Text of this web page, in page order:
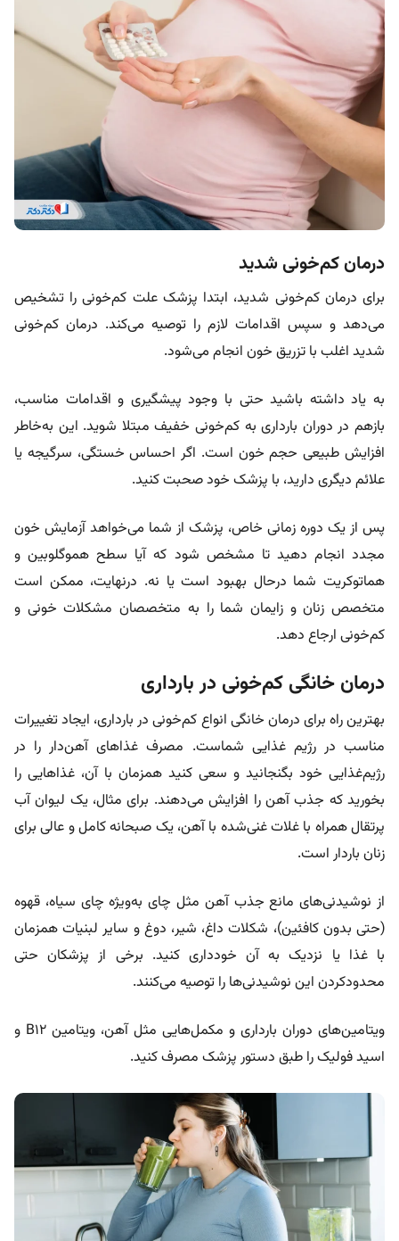
درمان کم‌خونی شدید
برای درمان کم‌خونی شدید، ابتدا پزشک علت کم‌خونی را تشخیص
می‌دهد و سپس اقدامات لازم را توصیه می‌کند. درمان کم‌خونی
شدید اغلب با تزریق خون انجام می‌شود.
به یاد داشته باشید حتی با وجود پیشگیری و اقدامات مناسب،
بازهم در دوران بارداری به کم‌خونی خفیف مبتلا شوید. این به‌خاطر
افزایش طبیعی حجم خون است. اگر احساس خستگی، سرگیجه یا
علائم دیگری دارید، با پزشک خود صحبت کنید.
پس از یک دوره زمانی خاص، پزشک از شما می‌خواهد آزمایش خون
مجدد انجام دهید تا مشخص شود که آیا سطح هموگلوبین و
هماتوکریت شما درحال بهبود است یا نه. درنهایت، ممکن است
متخصص زنان و زایمان شما را به متخصصان مشکلات خونی و
کم‌خونی ارجاع دهد.
درمان خانگی کم‌خونی در بارداری
بهترین راه برای درمان خانگی انواع کم‌خونی در بارداری، ایجاد تغییرات
مناسب در رژیم غذایی شماست. مصرف غذاهای آهن‌دار را در
رژیم‌غذایی خود بگنجانید و سعی کنید همزمان با آن، غذاهایی را
بخورید که جذب آهن را افزایش می‌دهند. برای مثال، یک لیوان آب
پرتقال همراه با غلات غنی‌شده با آهن، یک صبحانه کامل و عالی برای
زنان باردار است.
از نوشیدنی‌های مانع جذب آهن مثل چای به‌ویژه چای سیاه، قهوه
(حتی بدون کافئین)، شکلات داغ، شیر، دوغ و سایر لبنیات همزمان
با غذا یا نزدیک به آن خودداری کنید. برخی از پزشکان حتی
محدودکردن این نوشیدنی‌ها را توصیه می‌کنند.
ویتامین‌های دوران بارداری و مکمل‌هایی مثل آهن، ویتامین B12 و
اسید فولیک را طبق دستور پزشک مصرف کنید.